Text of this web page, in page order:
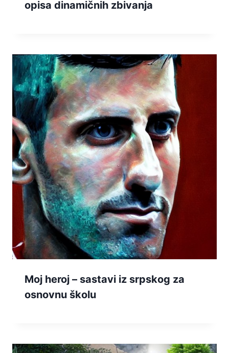
opisa dinamičnih zbivanja
Moj heroj – sastavi iz srpskog za
osnovnu školu